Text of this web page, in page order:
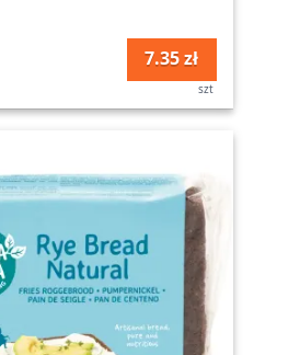
7.35 zł
szt